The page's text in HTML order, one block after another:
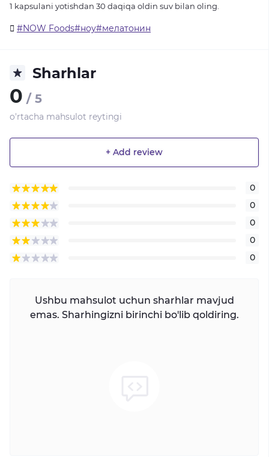
1 kapsulani yotishdan 30 daqiqa oldin suv bilan oling.
#NOW Foods#ноу#мелатонин
Sharhlar
0 / 5
o'rtacha mahsulot reytingi
+ Add review
0
0
0
0
0
Ushbu mahsulot uchun sharhlar mavjud
emas. Sharhingizni birinchi bo'lib qoldiring.